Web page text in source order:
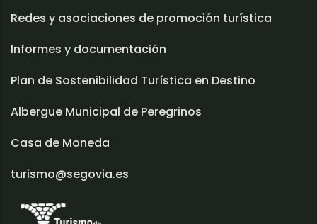
Redes y asociaciones de promoción turística
Informes y documentación
Plan de Sostenibilidad Turística en Destino
Albergue Municipal de Peregrinos
Casa de Moneda
turismo@segovia.es